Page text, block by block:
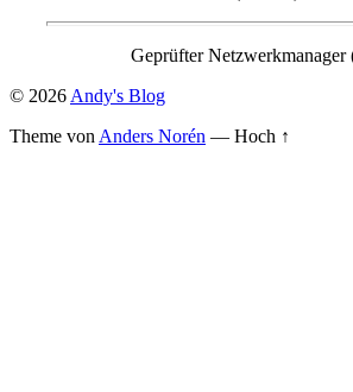
Geprüfter Netzwerkmanager
© 2026 Andy's Blog
Theme von Anders Norén — Hoch ↑